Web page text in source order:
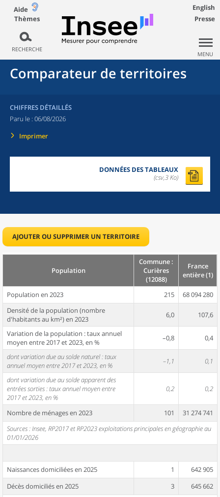
Aide
Thèmes
RECHERCHE
English
Presse
MENU
Comparateur de territoires
CHIFFRES DÉTAILLÉS
Paru le : 06/08/2026
Imprimer
DONNÉES DES TABLEAUX
(csv,3 Ko)
AJOUTER OU SUPPRIMER UN TERRITOIRE
Population
Commune :
Curières
(12088)
France
entière (1)
Population en 2023 215
68 094 280
Densité de la population (nombre
d'habitants au km²) en 2023
6,0 107,6
Variation de la population : taux annuel
moyen entre 2017 et 2023, en %
–0,8 0,4
dont variation due au solde naturel : taux
annuel moyen entre 2017 et 2023, en %
–1,1 0,1
dont variation due au solde apparent des
entrées sorties : taux annuel moyen entre
2017 et 2023, en %
0,2 0,2
Nombre de ménages en 2023 101
31 274 741
Sources : Insee, RP2017 et RP2023 exploitations principales en géographie au
01/01/2026
Naissances domiciliées en 2025 1
642 905
Décès domiciliés en 2025
3
645 662